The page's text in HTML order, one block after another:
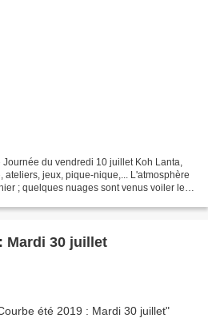
du vendredi 10 juillet Koh Lanta,
ateliers, jeux, pique-nique,... L'atmosphère
; quelques nuages sont venus voiler le
Mardi 30 juillet